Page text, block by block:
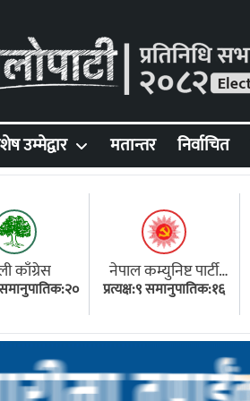
उम्मेद्वार मतान्तर निर्वाचित
काँग्रेस
समानुपातिक:२०
नेपाल कम्युनिष्ट पार्टी
(एमाले)
प्रत्यक्ष:९ समानुपातिक:१६